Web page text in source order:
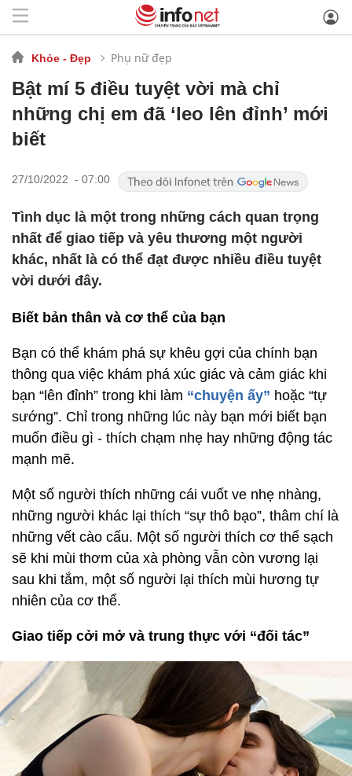
Khỏe - Đẹp Phụ nữ đẹp
Bật mí 5 điều tuyệt vời mà chỉ
những chị em đã ‘leo lên đỉnh’ mới
biết
27/10/2022 - 07:00
Tình dục là một trong những cách quan trọng
nhất để giao tiếp và yêu thương một người
khác, nhất là có thể đạt được nhiều điều tuyệt
vời dưới đây.
Biết bản thân và cơ thể của bạn
Bạn có thể khám phá sự khêu gợi của chính bạn
thông qua việc khám phá xúc giác và cảm giác khi
bạn “lên đỉnh” trong khi làm “chuyện ấy” hoặc “tự
sướng”. Chỉ trong những lúc này bạn mới biết bạn
muốn điều gì - thích chạm nhẹ hay những động tác
mạnh mẽ.
Một số người thích những cái vuốt ve nhẹ nhàng,
những người khác lại thích “sự thô bạo”, thâm chí là
những vết cào cấu. Một số người thích cơ thể sạch
sẽ khi mùi thơm của xà phòng vẫn còn vương lại
sau khi tắm, một số người lại thích mùi hương tự
nhiên của cơ thể.
Giao tiếp cởi mở và trung thực với “đối tác”